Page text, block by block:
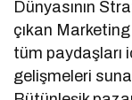
Dünyasının
çıkan
tüm paydaşları
gelişmeleri